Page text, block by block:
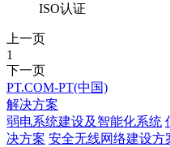
ISO认证
上一页
1
下一页
PT.COM-PT(中国)
解决方案
弱电系统建设及智能化系统
决方案 安全无线网络建设方